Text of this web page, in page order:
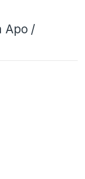
Аро /